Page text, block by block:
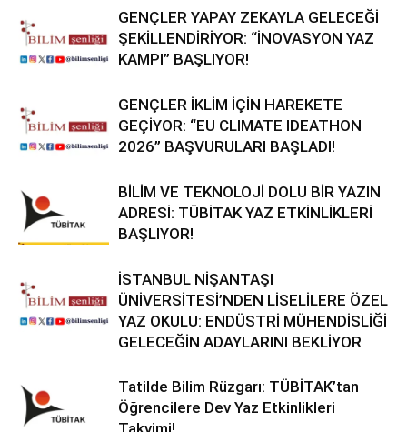
GENÇLER YAPAY ZEKAYLA GELECEĞİ
ŞEKİLLENDİRİYOR: “İNOVASYON YAZ
KAMPI” BAŞLIYOR!
GENÇLER İKLİM İÇİN HAREKETE
GEÇİYOR: “EU CLIMATE IDEATHON
2026” BAŞVURULARI BAŞLADI!
BİLİM VE TEKNOLOJİ DOLU BİR YAZIN
ADRESİ: TÜBİTAK YAZ ETKİNLİKLERİ
BAŞLIYOR!
İSTANBUL NİŞANTAŞI
ÜNİVERSİTESİ’NDEN LİSELİLERE ÖZEL
YAZ OKULU: ENDÜSTRİ MÜHENDİSLİĞİ
GELECEĞİN ADAYLARINI BEKLİYOR
Tatilde Bilim Rüzgarı: TÜBİTAK’tan
Öğrencilere Dev Yaz Etkinlikleri
Takvimi!